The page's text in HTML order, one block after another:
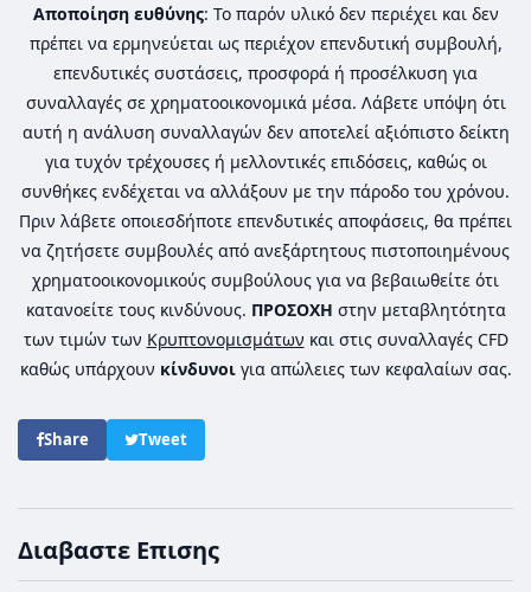
Αποποίηση ευθύνης: Το παρόν υλικό δεν περιέχει και δεν
πρέπει να ερμηνεύεται ως περιέχον επενδυτική συμβουλή,
επενδυτικές συστάσεις, προσφορά ή προσέλκυση για
συναλλαγές σε χρηματοοικονομικά μέσα. Λάβετε υπόψη ότι
αυτή η ανάλυση συναλλαγών δεν αποτελεί αξιόπιστο δείκτη
για τυχόν τρέχουσες ή μελλοντικές επιδόσεις, καθώς οι
συνθήκες ενδέχεται να αλλάξουν με την πάροδο του χρόνου.
Πριν λάβετε οποιεσδήποτε επενδυτικές αποφάσεις, θα πρέπει
να ζητήσετε συμβουλές από ανεξάρτητους πιστοποιημένους
χρηματοοικονομικούς συμβούλους για να βεβαιωθείτε ότι
κατανοείτε τους κινδύνους. ΠΡΟΣΟΧΗ στην μεταβλητότητα
των τιμών των Κρυπτονομισμάτων και στις συναλλαγές CFD
καθώς υπάρχουν κίνδυνοιγια απώλειες των κεφαλαίων σας.
Share Tweet
Διαβαστε Επισης